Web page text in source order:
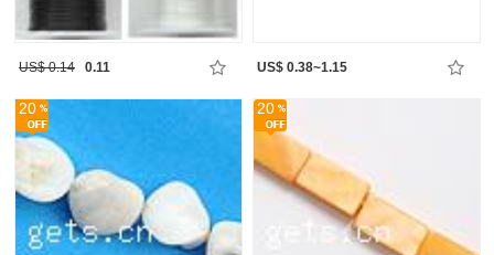
US$ 0.14 0.11 US$ 0.38~1.15
20 20